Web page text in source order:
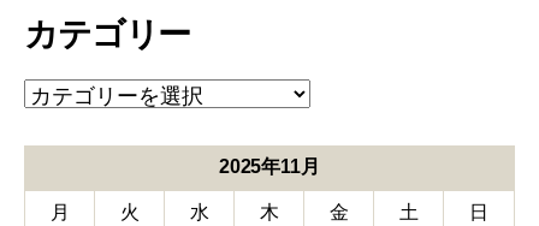
イ
カテゴリー
カ
テ
ー
2025年11月
月 火 水 木 金 土
日